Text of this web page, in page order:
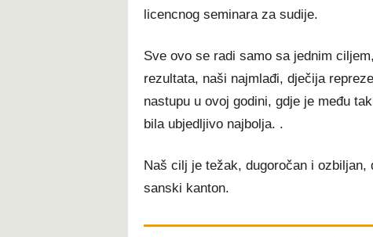
licencnog seminara za sudije.
Sve ovo se radi samo sa jednim
rezultata, naši najmlađi, dječija
nastupu u ovoj godini, gdje je među
bila ubjedljivo najbolja. .
Naš cilj je težak, dugoročan i
sanski kanton.